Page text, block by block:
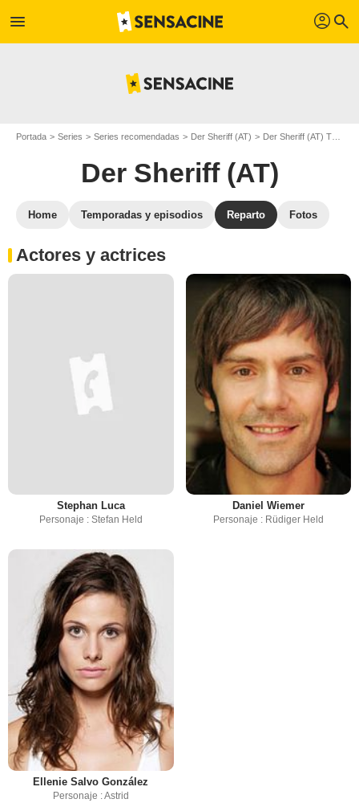
menu profil search
Portada Series Series recomendadas Der Sheriff (AT) Der Sheriff (AT) T01
Der Sheriff (AT)
Home Temporadas y episodios Reparto Fotos
Actores y actrices
Stephan Luca
Personaje : Stefan Held
Daniel Wiemer
Personaje : Rüdiger Held
Ellenie Salvo González
Personaje : Astrid